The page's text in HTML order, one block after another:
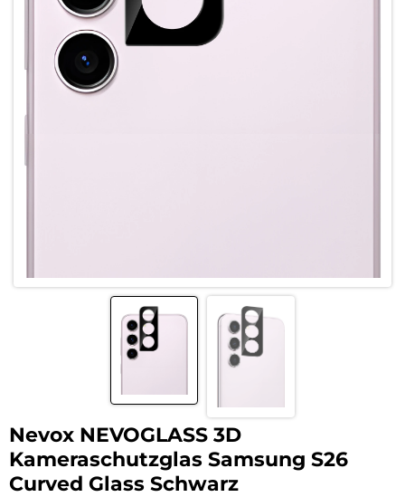
Nevox NEVOGLASS 3D
Kameraschutzglas Samsung S26
Curved Glass Schwarz